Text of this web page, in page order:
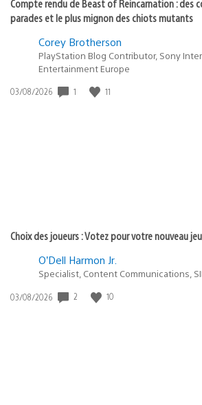
Compte rendu de Beast of Reincarnation : des
parades et le plus mignon des chiots mutants
Corey Brotherson
PlayStation Blog Contributor, Sony
Entertainment Europe
Date
03/08/2026 1 11
Choix des joueurs : Votez pour votre nouveau
O’Dell Harmon Jr.
Specialist, Content Communications,
Date
03/08/2026 2 10